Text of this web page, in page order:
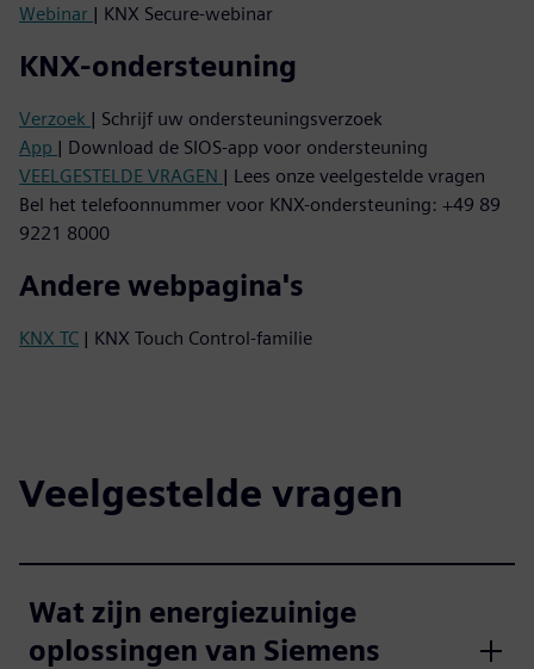
Webinar | KNX Secure-webinar
KNX-ondersteuning
Verzoek | Schrijf uw ondersteuningsverzoek
App | Download de SIOS-app voor ondersteuning
VEELGESTELDE VRAGEN | Lees onze veelgestelde vragen
Bel het telefoonnummer voor KNX-ondersteuning: +49 89
9221 8000
Andere webpagina's
KNX TC | KNX Touch Control-familie
Veelgestelde vragen
Wat zijn energiezuinige
oplossingen van Siemens